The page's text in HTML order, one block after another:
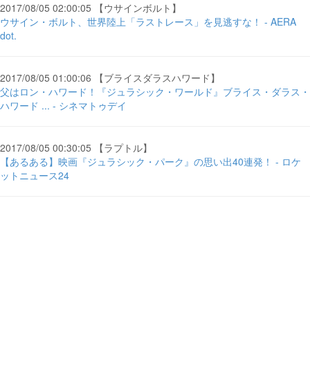
2017/08/05 02:00:05 【ウサインボルト】
ウサイン・ボルト、世界陸上「ラストレース」を見逃すな！ - AERA
dot.
2017/08/05 01:00:06 【ブライスダラスハワード】
父はロン・ハワード！『ジュラシック・ワールド』ブライス・ダラス・
ハワード ... - シネマトゥデイ
2017/08/05 00:30:05 【ラプトル】
【あるある】映画『ジュラシック・パーク』の思い出40連発！ - ロケ
ットニュース24